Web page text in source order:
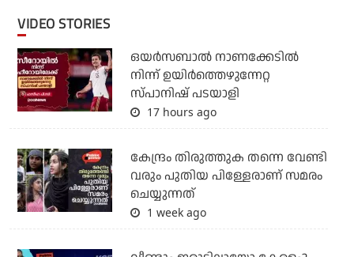
VIDEO STORIES
ഒയര്‍സബാൽ നാണക്കേടിൽ
നിന്ന് ഉയിർത്തെഴുന്നേറ്റ
സ്പാനിഷ് പടയാളി
17 hours ago
കേന്ദ്രം തിരുത്തുക തന്നെ വേണ്ടി
വരും പുതിയ പിള്ളേരാണ് സമരം
ചെയ്യുന്നത്
1 week ago